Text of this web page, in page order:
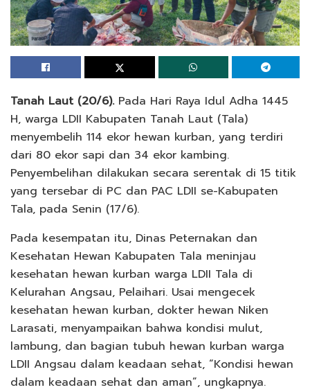
Tanah Laut (20/6).Pada Hari Raya Idul Adha 1445
H, warga LDII Kabupaten Tanah Laut (Tala)
menyembelih 114 ekor hewan kurban, yang terdiri
dari 80 ekor sapi dan 34 ekor kambing.
Penyembelihan dilakukan secara serentak di 15 titik
yang tersebar di PC dan PAC LDII se-Kabupaten
Tala, pada Senin (17/6).
Pada kesempatan itu, Dinas Peternakan dan
Kesehatan Hewan Kabupaten Tala meninjau
kesehatan hewan kurban warga LDII Tala di
Kelurahan Angsau, Pelaihari. Usai mengecek
kesehatan hewan kurban, dokter hewan Niken
Larasati, menyampaikan bahwa kondisi mulut,
lambung, dan bagian tubuh hewan kurban warga
LDII Angsau dalam keadaan sehat, “Kondisi hewan
dalam keadaan sehat dan aman”, ungkapnya.